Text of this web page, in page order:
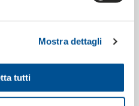
Mostra dettagli
tutti